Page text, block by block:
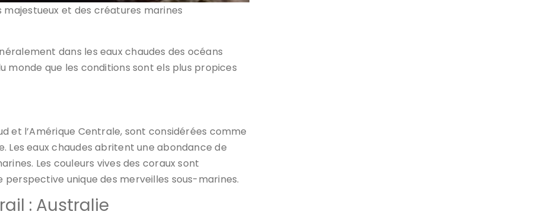
et des créatures marines
dans les eaux chaudes des océans
monde que les conditions sont els plus propices
et l’Amérique Centrale, sont considérées comme
Les eaux chaudes abritent une abondance de
Les couleurs vives des coraux sont
unique des merveilles sous-marines.
: Australie